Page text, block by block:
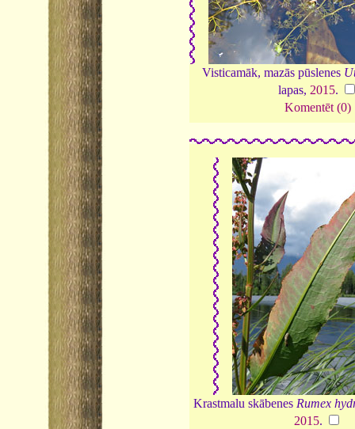
Visticamāk, mazās pūslenes
lapas, 2015.
Komentēt (0)
Krastmalu skābenes Rumex
2015.